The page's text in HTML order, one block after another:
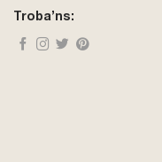
Troba’ns: